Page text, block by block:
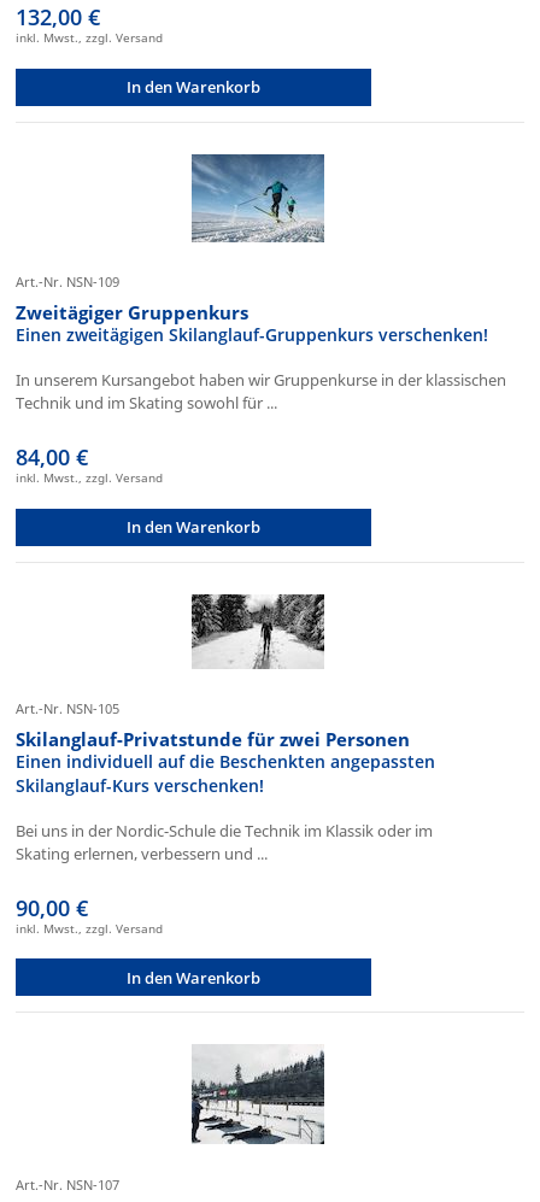
132,00 €
inkl. Mwst., zzgl. Versand
In den Warenkorb
Art.-Nr. NSN-109
Zweitägiger Gruppenkurs
Einen zweitägigen Skilanglauf-Gruppenkurs verschenken!
In unserem Kursangebot haben wir Gruppenkurse in der klassischen
Technik und im Skating sowohl für ...
84,00 €
inkl. Mwst., zzgl. Versand
In den Warenkorb
Art.-Nr. NSN-105
Skilanglauf-Privatstunde für zwei Personen
Einen individuell auf die Beschenkten angepassten
Skilanglauf-Kurs verschenken!
Bei uns in der Nordic-Schule die Technik im Klassik oder im
Skating erlernen, verbessern und ...
90,00 €
inkl. Mwst., zzgl. Versand
In den Warenkorb
Art.-Nr. NSN-107